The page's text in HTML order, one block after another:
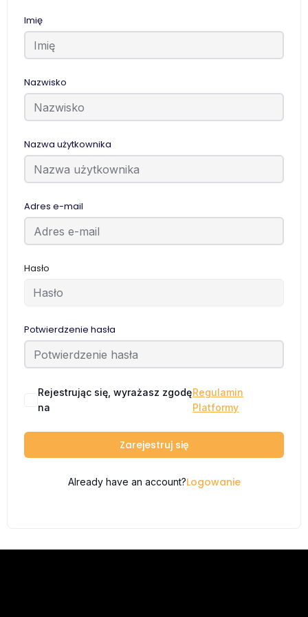
Imię
Nazwisko
Nazwa użytkownika
Adres e-mail
Hasło
Potwierdzenie hasła
Rejestrując się, wyrażasz zgodę
na
Regulamin
Platformy
Zarejestruj się
Already have an account?Logowanie